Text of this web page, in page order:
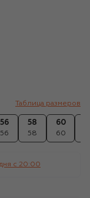
Таблица размеров
56
56
58
58
60
60
c 20:00